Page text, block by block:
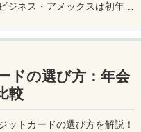
ジネス・アメックスは初年度
ドの選び方：年会
較
ットカードの選び方を解説！